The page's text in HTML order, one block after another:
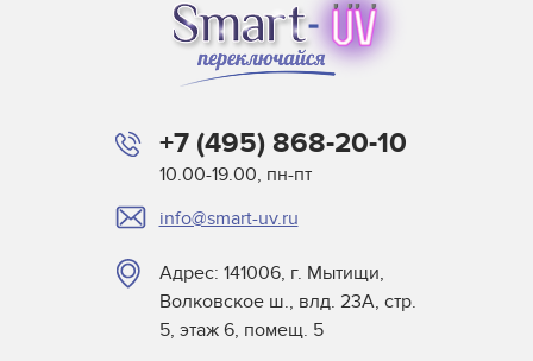
+7 (495) 868-20-10
10.00-19.00, пн-пт
info@smart-uv.ru
Адрес: 141006, г. Мытищи,
Волковское ш., влд. 23А, стр.
5, этаж 6, помещ. 5